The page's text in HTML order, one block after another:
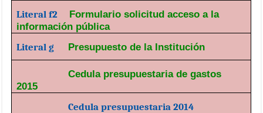
Literal f2
Formulario solicitud acceso a la
información pública
Literal g
Presupuesto de la Institución
Cedula presupuestaria de gastos
2015
Cedula presupuestaria 2014